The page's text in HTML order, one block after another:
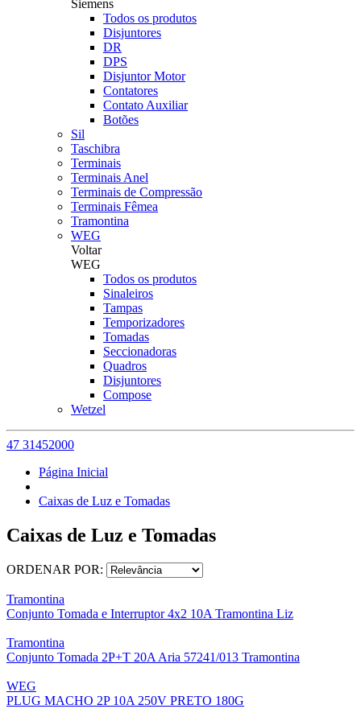
Siemens
Todos os produtos
Disjuntores
DR
DPS
Disjuntor Motor
Contatores
Contato Auxiliar
Botões
Sil
Taschibra
Terminais
Terminais Anel
Terminais de Compressão
Terminais Fêmea
Tramontina
WEG
Voltar
WEG
Todos os produtos
Sinaleiros
Tampas
Temporizadores
Tomadas
Seccionadoras
Quadros
Disjuntores
Compose
Wetzel
47 31452000
Página Inicial
Caixas de Luz e Tomadas
Caixas de Luz e Tomadas
ORDENAR POR:
Tramontina
Conjunto Tomada e Interruptor 4x2 10A Tramontina Liz
Tramontina
Conjunto Tomada 2P+T 20A Aria 57241/013 Tramontina
WEG
PLUG MACHO 2P 10A 250V PRETO 180G